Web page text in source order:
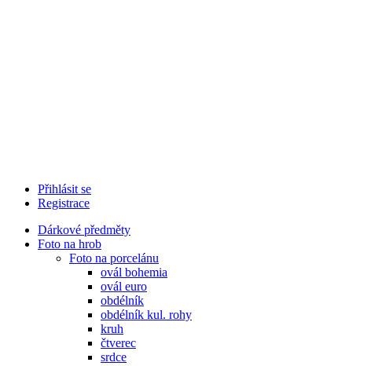
Přihlásit se
Registrace
Dárkové předměty
Foto na hrob
Foto na porcelánu
ovál bohemia
ovál euro
obdélník
obdélník kul. rohy
kruh
čtverec
srdce